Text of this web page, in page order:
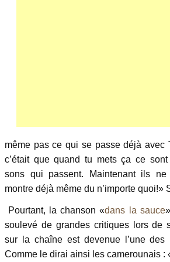
même pas ce qui se passe déjà avec
c’était que quand tu mets ça ce
sons qui passent. Maintenant ils
montre déjà même du n’importe quoi!»
Pourtant, la chanson «dans la sauce
soulevé de grandes critiques lors de
sur la chaîne est devenue l’une des
Comme le dirai ainsi les camerounais :